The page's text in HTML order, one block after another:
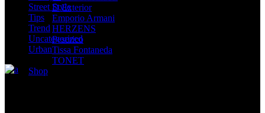
D.Exterior
Emporio Armani
HERZENS
Peserico
Tissa Fontaneda
TONET
Shop
Street Style
Tips
Trend
Uncategorized
Urban